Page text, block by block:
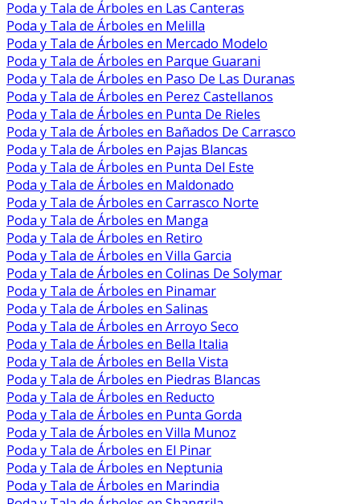
Poda y Tala de Árboles en Las Canteras
Poda y Tala de Árboles en Melilla
Poda y Tala de Árboles en Mercado Modelo
Poda y Tala de Árboles en Parque Guarani
Poda y Tala de Árboles en Paso De Las Duranas
Poda y Tala de Árboles en Perez Castellanos
Poda y Tala de Árboles en Punta De Rieles
Poda y Tala de Árboles en Bañados De Carrasco
Poda y Tala de Árboles en Pajas Blancas
Poda y Tala de Árboles en Punta Del Este
Poda y Tala de Árboles en Maldonado
Poda y Tala de Árboles en Carrasco Norte
Poda y Tala de Árboles en Manga
Poda y Tala de Árboles en Retiro
Poda y Tala de Árboles en Villa Garcia
Poda y Tala de Árboles en Colinas De Solymar
Poda y Tala de Árboles en Pinamar
Poda y Tala de Árboles en Salinas
Poda y Tala de Árboles en Arroyo Seco
Poda y Tala de Árboles en Bella Italia
Poda y Tala de Árboles en Bella Vista
Poda y Tala de Árboles en Piedras Blancas
Poda y Tala de Árboles en Reducto
Poda y Tala de Árboles en Punta Gorda
Poda y Tala de Árboles en Villa Munoz
Poda y Tala de Árboles en El Pinar
Poda y Tala de Árboles en Neptunia
Poda y Tala de Árboles en Marindia